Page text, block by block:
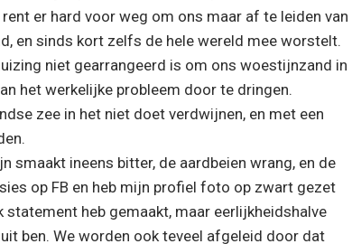
er hard voor weg om ons maar af te leiden van
en sinds kort zelfs de hele wereld mee worstelt.
niet gearrangeerd is om ons woestijnzand in
het werkelijke probleem door te dringen.
zee in het niet doet verdwijnen, en met een
smaakt ineens bitter, de aardbeien wrang, en de
op FB en heb mijn profiel foto op zwart gezet
heb gemaakt, maar eerlijkheidshalve
ben. We worden ook teveel afgeleid door dat